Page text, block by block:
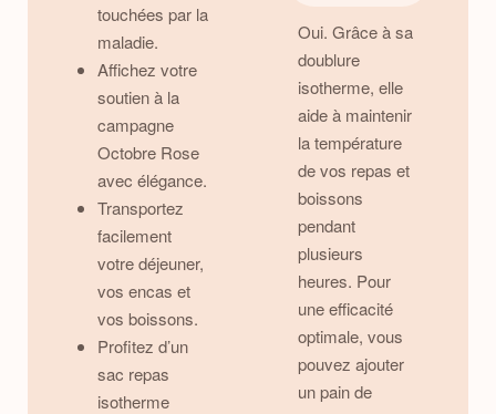
touchées par la
maladie.
Affichez votre
soutien à la
campagne
Octobre Rose
avec élégance.
Transportez
facilement
votre déjeuner,
vos encas et
vos boissons.
Profitez d’un
sac repas
isotherme
Oui. Grâce à sa
doublure
isotherme, elle
aide à maintenir
la température
de vos repas et
boissons
pendant
plusieurs
heures. Pour
une efficacité
optimale, vous
pouvez ajouter
un pain de